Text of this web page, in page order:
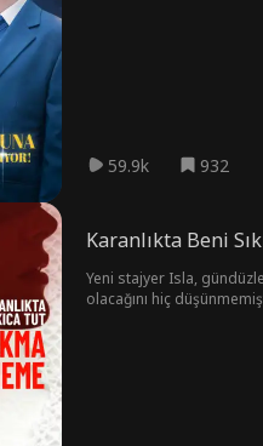
59.9k 932
Karanlıkta Beni
Yeni stajyer Isla,
olacağını hiç